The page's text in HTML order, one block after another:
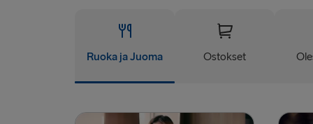
Ruoka ja Juoma Ostokset